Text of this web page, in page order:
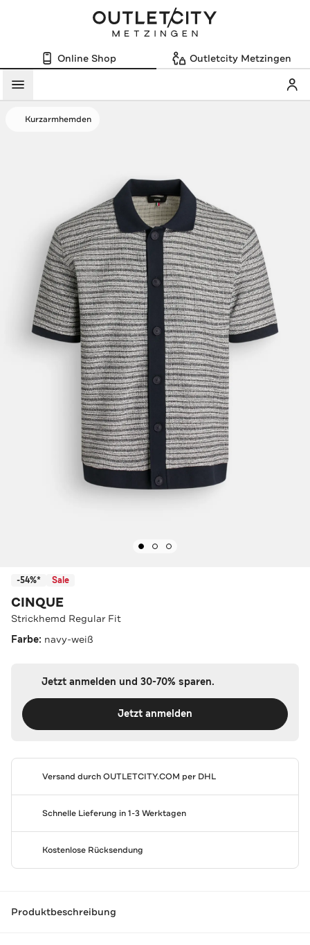
Online Shop Outletcity Metzingen
Menü
Kurzarmhemden
-54%* Sale
CINQUE
Strickhemd Regular Fit
Farbe: navy-weiß
Jetzt anmelden und 30-70% sparen.
Jetzt anmelden
Versand durchOUTLETCITY.COM per DHL
Schnelle Lieferung in 1-3 Werktagen
Kostenlose Rücksendung
Produktbeschreibung